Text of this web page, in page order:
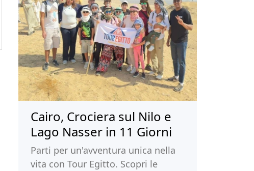
Cairo, Crociera sul Nilo e
Lago Nasser in 11 Giorni
Parti per un'avventura unica nella
vita con Tour Egitto. Scopri le